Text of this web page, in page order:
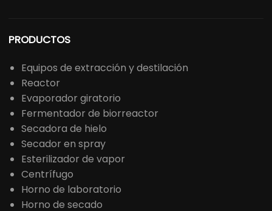
PRODUCTOS
Equipos de extracción y destilación
Reactor
Evaporador giratorio
Fermentador de biorreactor
Secadora de hielo
Secador en spray
Esterilizador de vapor
Centrífugo
Horno de laboratorio
Horno de secado